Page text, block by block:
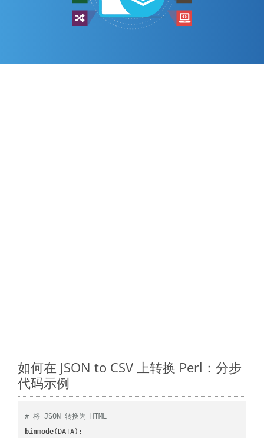
如何在 JSON to CSV 上转换 Perl：分步
代码示例
# 将 JSON 转换为 HTML
binmode